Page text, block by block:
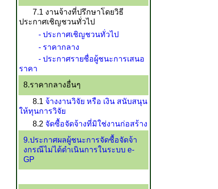
7.1 งานจ้างที่ปรึกษาโดยวิธี
ประกาศเชิญชวนทั่วไป
- ประกาศเชิญชวนทั่วไป
- ราคากลาง
- ประกาศรายชื่อผู้ชนะการเสนอ
ราคา
8.ราคากลางอื่นๆ
8.1 จ้างงานวิจัย หรือ เงิน สนับสนุน
ให้ทุนการวิจัย
8.2 จัดซื้อจัดจ้างที่มิใช่งานก่อสร้าง
9.ประกาศผลผู้ชนะการจัดซื้อจัดจ้า
งกรณีไม่ได้ดำเนินการในระบบ e-
GP